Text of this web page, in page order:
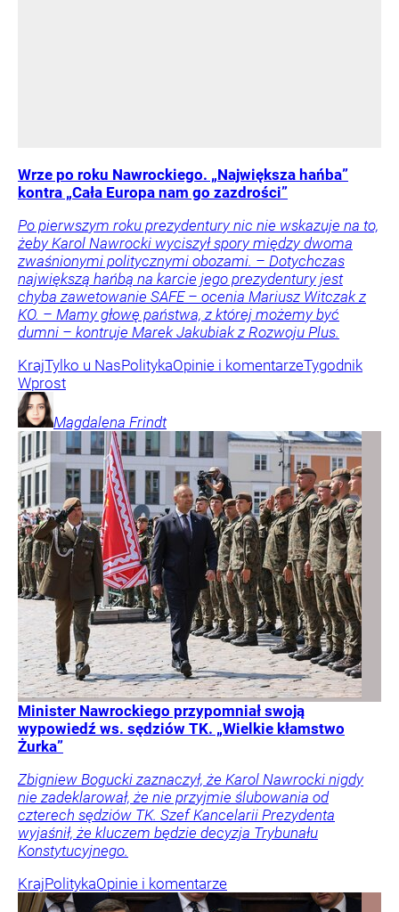
Wrze po roku Nawrockiego. „Największa hańba”
kontra „Cała Europa nam go zazdrości”
Po pierwszym roku prezydentury nic nie wskazuje na to,
żeby Karol Nawrocki wyciszył spory między dwoma
zwaśnionymi politycznymi obozami. – Dotychczas
największą hańbą na karcie jego prezydentury jest
chyba zawetowanie SAFE – ocenia Mariusz Witczak z
KO. – Mamy głowę państwa, z której możemy być
dumni – kontruje Marek Jakubiak z Rozwoju Plus.
KrajTylko u NasPolitykaOpinie i komentarzeTygodnik
Wprost
Magdalena Frindt
Minister Nawrockiego przypomniał swoją
wypowiedź ws. sędziów TK. „Wielkie kłamstwo
Żurka”
Zbigniew Bogucki zaznaczył, że Karol Nawrocki nigdy
nie zadeklarował, że nie przyjmie ślubowania od
czterech sędziów TK. Szef Kancelarii Prezydenta
wyjaśnił, że kluczem będzie decyzja Trybunału
Konstytucyjnego.
KrajPolitykaOpinie i komentarze